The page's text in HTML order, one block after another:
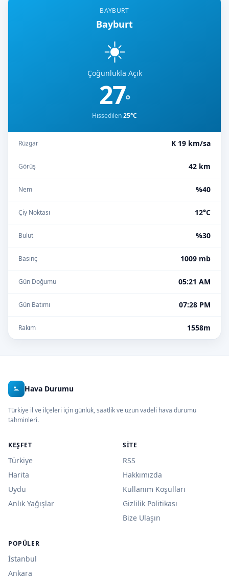
BAYBURT
Bayburt
☀️
Çoğunlukla Açık
27°
Hissedilen25°C
Rüzgar K 19 km/sa
Görüş 42 km
Nem %40
Çiy Noktası 12°C
Bulut %30
Basınç 1009 mb
Gün Doğumu 05:21 AM
Gün Batımı 07:28 PM
Rakım 1558m
Hava Durumu
Türkiye il ve ilçeleri için günlük, saatlik ve uzun vadeli hava durumu
tahminleri.
KEŞFET
Türkiye
Harita
Uydu
Anlık Yağışlar
SITE
RSS
Hakkımızda
Kullanım Koşulları
Gizlilik Politikası
Bize Ulaşın
POPÜLER
İstanbul
Ankara